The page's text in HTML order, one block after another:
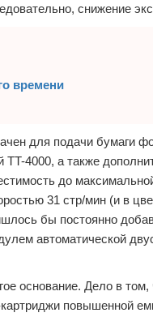
снижение
времени
для подачи бумаги
4000, а также
до
31 стр/мин (и в
бы постоянно
автоматической
основание. Дело в
повышенной